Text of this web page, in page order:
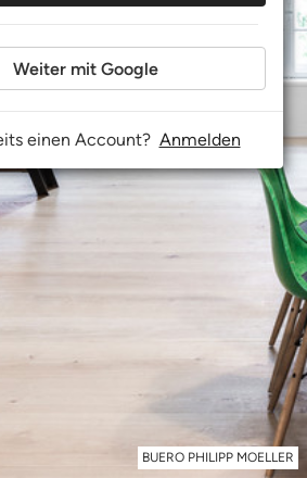
BUERO PHILIPP MOELLER
Weiter mit Google
einen Account? Anmelden